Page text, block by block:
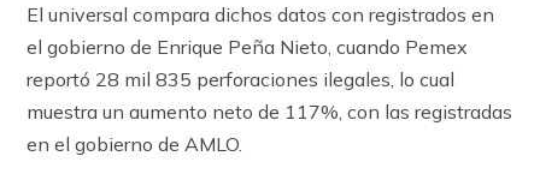
El universal compara dichos datos con registrados en
el gobierno de Enrique Peña Nieto, cuando Pemex
reportó 28 mil 835 perforaciones ilegales, lo cual
muestra un aumento neto de 117%, con las registradas
en el gobierno de AMLO.